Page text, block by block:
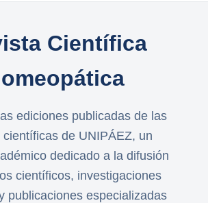
Científica
ediciones publicadas de las
científicas de UNIPÁEZ, un
dedicado a la difusión
científicos, investigaciones
publicaciones especializadas